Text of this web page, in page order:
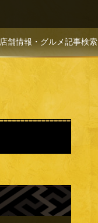
店舗情報・グルメ記事検索